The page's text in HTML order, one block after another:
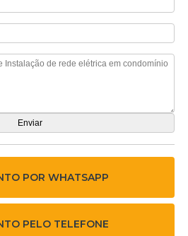
POR WHATSAPP
PELO TELEFONE